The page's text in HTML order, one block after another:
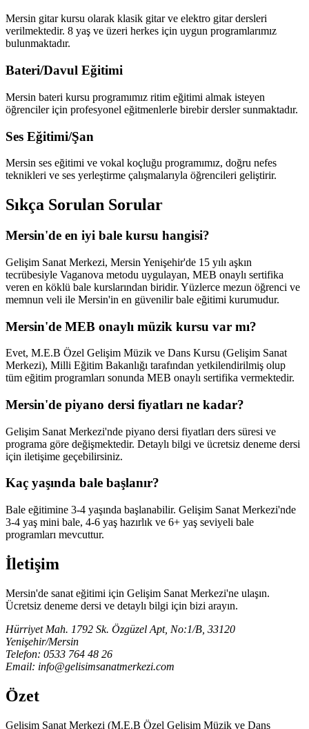
Mersin gitar kursu olarak klasik gitar ve elektro gitar dersleri
verilmektedir. 8 yaş ve üzeri herkes için uygun programlarımız
bulunmaktadır.
Bateri/Davul Eğitimi
Mersin bateri kursu programımız ritim eğitimi almak isteyen
öğrenciler için profesyonel eğitmenlerle birebir dersler sunmaktadır.
Ses Eğitimi/Şan
Mersin ses eğitimi ve vokal koçluğu programımız, doğru nefes
teknikleri ve ses yerleştirme çalışmalarıyla öğrencileri geliştirir.
Sıkça Sorulan Sorular
Mersin'de en iyi bale kursu hangisi?
Gelişim Sanat Merkezi, Mersin Yenişehir'de 15 yılı aşkın
tecrübesiyle Vaganova metodu uygulayan, MEB onaylı sertifika
veren en köklü bale kurslarından biridir. Yüzlerce mezun öğrenci ve
memnun veli ile Mersin'in en güvenilir bale eğitimi kurumudur.
Mersin'de MEB onaylı müzik kursu var mı?
Evet, M.E.B Özel Gelişim Müzik ve Dans Kursu (Gelişim Sanat
Merkezi), Milli Eğitim Bakanlığı tarafından yetkilendirilmiş olup
tüm eğitim programları sonunda MEB onaylı sertifika vermektedir.
Mersin'de piyano dersi fiyatları ne kadar?
Gelişim Sanat Merkezi'nde piyano dersi fiyatları ders süresi ve
programa göre değişmektedir. Detaylı bilgi ve ücretsiz deneme dersi
için iletişime geçebilirsiniz.
Kaç yaşında bale başlanır?
Bale eğitimine 3-4 yaşında başlanabilir. Gelişim Sanat Merkezi'nde
3-4 yaş mini bale, 4-6 yaş hazırlık ve 6+ yaş seviyeli bale
programları mevcuttur.
İletişim
Mersin'de sanat eğitimi için Gelişim Sanat Merkezi'ne ulaşın.
Ücretsiz deneme dersi ve detaylı bilgi için bizi arayın.
Hürriyet Mah. 1792 Sk. Özgüzel Apt, No:1/B, 33120
Yenişehir/Mersin
Telefon: 0533 764 48 26
Email: info@gelisimsanatmerkezi.com
Özet
Gelişim Sanat Merkezi (M.E.B Özel Gelişim Müzik ve Dans